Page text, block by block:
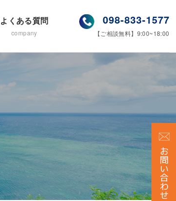
よくある質問
company
098-833-1577
【ご相談無料】9:00~18:00